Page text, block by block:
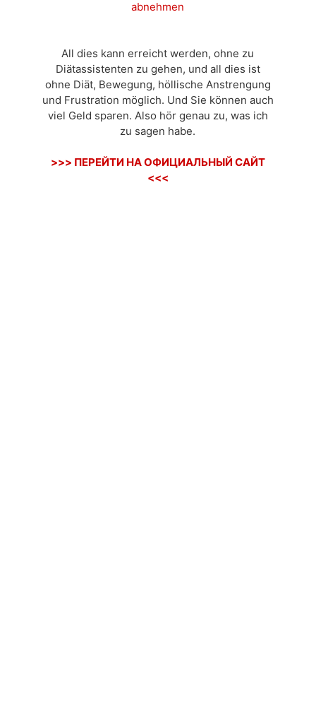
All dies kann erreicht werden, ohne zu
Diätassistenten zu gehen, und all dies ist
ohne Diät, Bewegung, höllische Anstrengung
und Frustration möglich. Und Sie können auch
viel Geld sparen. Also hör genau zu, was ich
zu sagen habe.
>>> ПЕРЕЙТИ НА ОФИЦИАЛЬНЫЙ САЙТ
<<<